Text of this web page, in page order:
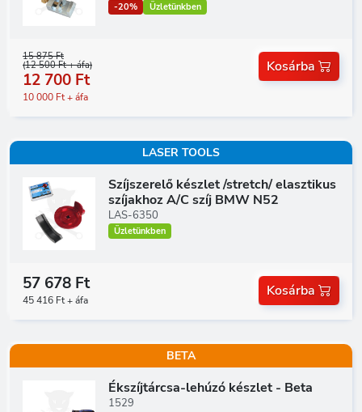
-20% Üzletünkben
15 875 Ft
(12 500 Ft + áfa)
12 700 Ft
10 000 Ft + áfa
Kosárba
LASER TOOLS
Szíjszerelő készlet /stretch/ elasztikus
szíjakhoz A/C szíj BMW N52
LAS-6350
Üzletünkben
57 678 Ft
45 416 Ft + áfa
Kosárba
BETA
Ékszíjtárcsa-lehúzó készlet - Beta
1529